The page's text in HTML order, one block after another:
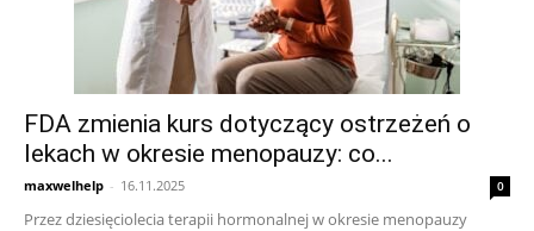
FDA zmienia kurs dotyczący ostrzeżeń o
lekach w okresie menopauzy: co...
maxwelhelp - 16.11.2025 0
Przez dziesięciolecia terapii hormonalnej w okresie menopauzy